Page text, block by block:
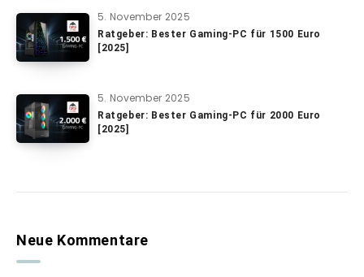
5. November 2025
Ratgeber: Bester Gaming-PC für 1500 Euro
[2025]
5. November 2025
Ratgeber: Bester Gaming-PC für 2000 Euro
[2025]
Neue Kommentare